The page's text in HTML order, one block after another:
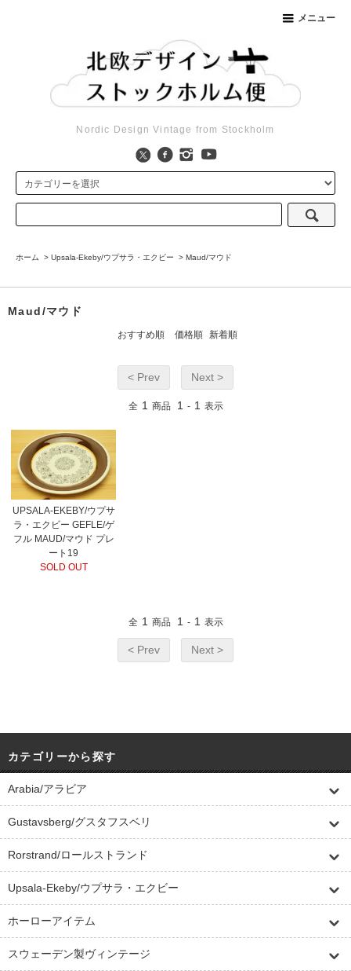
メニュー
Nordic Design Vintage from Stockholm
ホーム > Upsala-Ekeby/ウプサラ・エクビー > Maud/マウド
Maud/マウド
おすすめ順 価格順 新着順
< Prev Next >
全 1 商品 1 - 1 表示
UPSALA-EKEBY/ウプサ
ラ・エクビー GEFLE/ゲ
フル MAUD/マウド プレ
ート19
SOLD OUT
全 1 商品 1 - 1 表示
< Prev Next >
カテゴリーから探す
Arabia/アラビア
Gustavsberg/グスタフスベリ
Rorstrand/ロールストランド
Upsala-Ekeby/ウプサラ・エクビー
ホーローアイテム
スウェーデン製ヴィンテージ